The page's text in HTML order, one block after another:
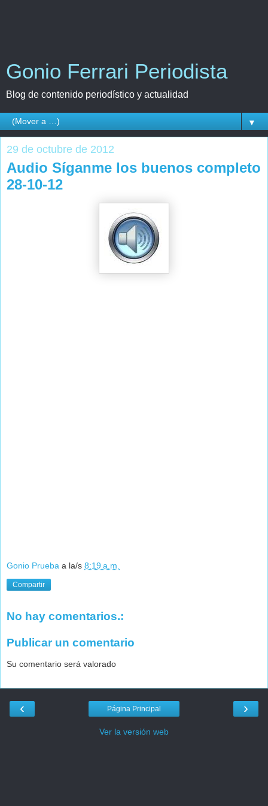
Gonio Ferrari Periodista
Blog de contenido periodístico y actualidad
▼
29 de octubre de 2012
Audio Síganme los buenos completo
28-10-12
Gonio Prueba a la/s 8:19 a.m.
Compartir
No hay comentarios.:
Publicar un comentario
Su comentario será valorado
‹ ›
Página Principal
Ver la versión web